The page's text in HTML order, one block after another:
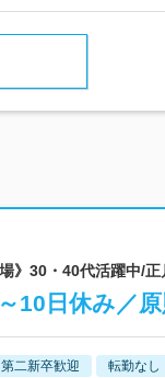
》30・40代活躍中/
10日休み／
第二新卒歓迎 転勤なし